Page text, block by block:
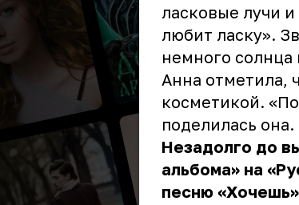
ласковые лучи
любит ласку».
немного солнца
Анна отметила,
косметикой.
поделилась она.
Незадолго до
альбома» на
песню